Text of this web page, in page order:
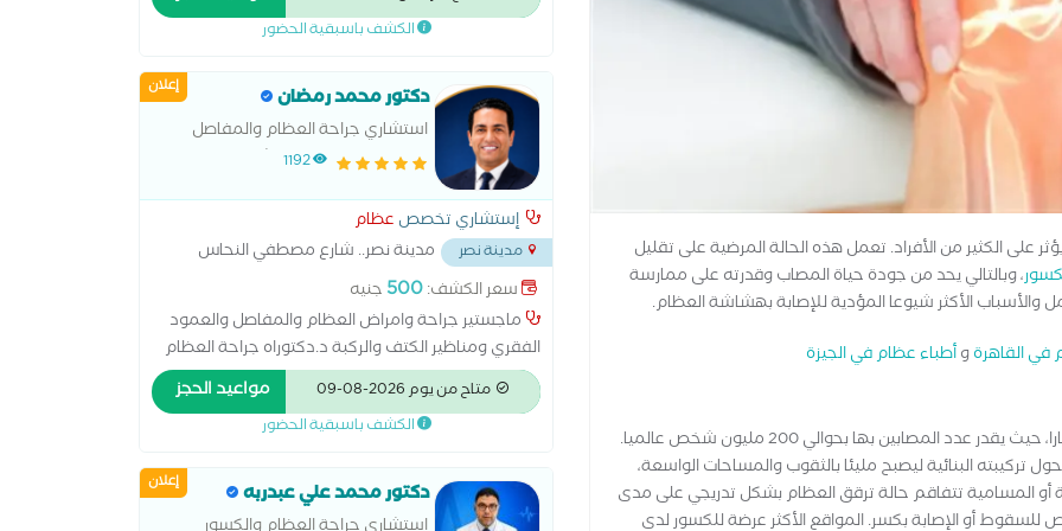
على الكثير من الأفراد. تعمل هذه الحالة المرضية على تقليل
، وبالتالي يحد من جودة حياة المصاب وقدرته على ممارسة
الأكثر شيوعا المؤدية للإصابة بهشاشة العظام.
في القاهرةوأطباء عظام في الجيزة
تمثل هشاشة العظام أحد الأمراض الهيكلية الأكثر انتشارا، حيث يقدر عدد المصابين بها بحوالي 200 مليون شخص عالميا.
البنائية ليصبح مليئا بالثقوب والمساحات الواسعة،
أو المسامية تتفاقم حالة ترقق العظام بشكل تدريجي على مدى
أو الإصابة بكسر. المواقع الأكثر عرضة للكسور لدى
جامعة الازهر البورد المصري (الزمالة المصرية) في جراحة
الكشف باسبقية الحضور
إعلان دكتور محمد رمضان
استشاري جراحة العظام والمفاصل
والعمود الفقري بمستشفيات هيئة
1192
إستشاري تخصص عظام
مدينة نصر
مدينة نصر.. شارع مصطفي النحاس
الرئيسي امتداد افريقيا..بجوار مدرسة المنهل الخاصة
سعر الكشف:500 جنيه
ماجستير جراحة وامراض العظام والمفاصل والعمود
الفقري ومناظير الكتف والركبة د.دكتوراه جراحة العظام
والمفاصل اخصائي جراحات القدم والكاحل بمستشفيات
الشرطة عضو الجمعية المصرية لجراحة العظام اخصائي
الطب الرياضي واصابات الملاعب
متاح من يوم 2026-08-09 مواعيد الحجز
الكشف باسبقية الحضور
إعلان دكتور محمد علي عبدربه